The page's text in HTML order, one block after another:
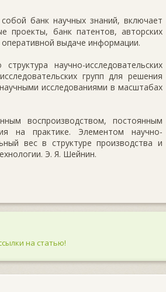
банк научных знаний, включает
проекты, банк патентов, авторских
выдаче информации.
научно-исследовательских
групп для решения
исследованиями в масштабах
воспроизводством, постоянным
на практике. Элементом научно-
вес в структуре производства и
Э. Я. Шейнин.
на статью!